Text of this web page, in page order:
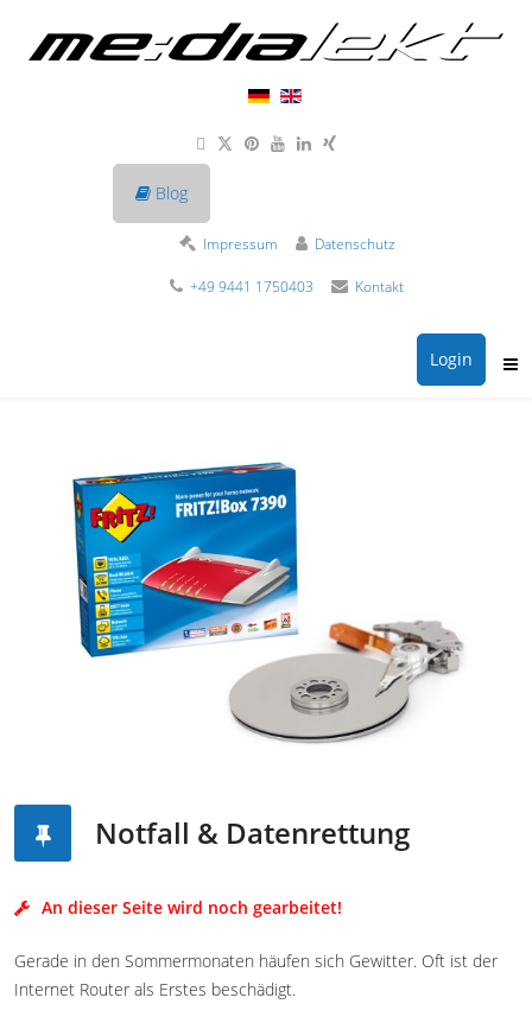
Blog
Impressum Datenschutz
+49 9441 1750403 Kontakt
Login
Notfall & Datenrettung
An dieser Seite wird noch gearbeitet!
Gerade in den Sommermonaten häufen sich Gewitter. Oft ist der
Internet Router als Erstes beschädigt.